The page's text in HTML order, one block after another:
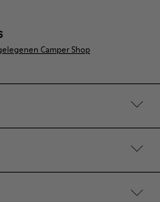
Camper Shop